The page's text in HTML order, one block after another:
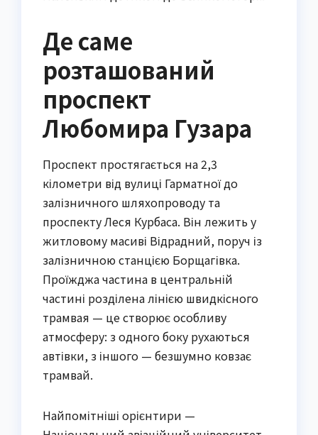
Де саме
розташований
проспект
Любомира Гузара
Проспект простягається на 2,3
кілометри від вулиці Гарматної до
залізничного шляхопроводу та
проспекту Леся Курбаса. Він лежить у
житловому масиві Відрадний, поруч із
залізничною станцією Борщагівка.
Проїжджа частина в центральній
частині розділена лінією швидкісного
трамвая — це створює особливу
атмосферу: з одного боку рухаються
автівки, з іншого — безшумно ковзає
трамвай.
Найпомітніші орієнтири —